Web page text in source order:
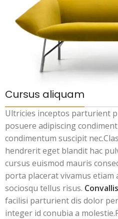
Cursus aliquam
Ultricies inceptos parturient
posuere adipiscing
condimentum suscipit
hendrerit eget blandit hac
cursus euismod mauris
porta placerat vivamus etiam
sociosqu tellus risus.
facilisi parturient dis dolor
integer id conubia a